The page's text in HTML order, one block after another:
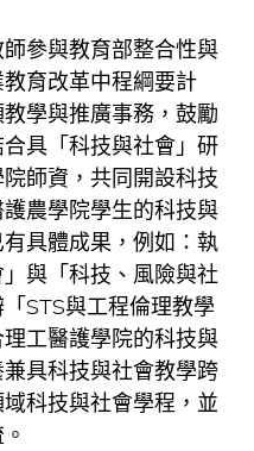
參與教育部整合性與
育改革中程綱要計
學與推廣事務，鼓勵
具「科技與社會」研
師資，共同開設科技
農學院學生的科技與
具體成果，例如：執
與「科技、風險與社
STS與工程倫理教學
工醫護學院的科技與
具科技與社會教學跨
科技與社會學程，並